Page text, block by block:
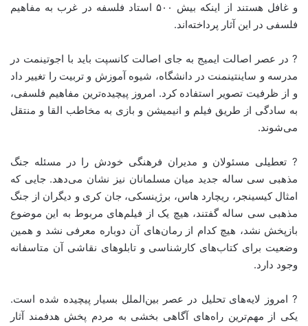
و غافل هستند از اینکه بیش ۵۰۰ استاد فلسفه در غرب به مفاهیم
فلسفی در این آثار پرداخته‌اند.
? در عصر اصالت ایمیج به جای اصالت کانسپت باید با اجوتینمت در
مدرسه و ساینتینمنت در دانشگاه، شیوه آموزش و تربیت را تغییر داد
و از ظرفیت تصویر استفاده کرد. امروز پیچیده‌ترین مفاهیم فلسفی،
به سادگی از طریق فیلم و انیمیشن و بازی به مخاطب القا و منتقل
می‌شوند.
? تعطیلی مسئولان و مدیران فرهنگی خودش را در مسئله جنگ
مذهبی سی ساله جدید میان مسلمانان نیز نشان می‌دهد. جایی که
امثال کیسینجر، ریچارد هاس، برژینسکی، جان کری و دیگران از جنگ
مذهبی سی ساله گفتند، هیچ یک از فیلم‌های مربوط به این موضوع
بازپخش نشد، هیچ کدام از رمان‌های آن دوباره معرفی نشد و همین
وضعیت برای کتاب‌های کارشناسی و تابلوهای نقاشی آن متاسفانه
وجود دارد.
? امروز لایه‌های تحلیل در عصر بین‌الملل بسیار پیچیده شده است.
یکی از مهم‌ترین راه‌های آگاهی بخشی به مردم پخش هدفمند آثار